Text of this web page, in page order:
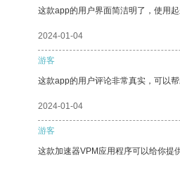
这款app的用户界面简洁明了，使用
2024-01-04
游客
这款app的用户评论非常真实，可以帮
2024-01-04
游客
这款加速器VPM应用程序可以给你提